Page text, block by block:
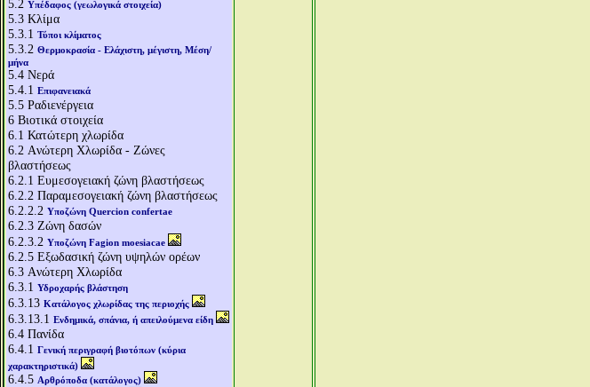
5.2 Υπέδαφος (γεωλογικά στοιχεία)
5.3 Κλίμα
5.3.1 Τύποι κλίματος
5.3.2 Θερμοκρασία - Ελάχιστη, μέγιστη, Μέση/
μήνα
5.4 Νερά
5.4.1 Επιφανειακά
5.5 Ραδιενέργεια
6 Βιοτικά στοιχεία
6.1 Κατώτερη χλωρίδα
6.2 Aνώτερη Χλωρίδα - Ζώνες
βλαστήσεως
6.2.1 Ευμεσογειακή ζώνη βλαστήσεως
6.2.2 Παραμεσογειακή ζώνη βλαστήσεως
6.2.2.2 Υποζώνη Quercion confertae
6.2.3 Ζώνη δασών
6.2.3.2 Υποζώνη Fagion moesiacae
6.2.5 Εξωδασική ζώνη υψηλών ορέων
6.3 Aνώτερη Χλωρίδα
6.3.1 Υδροχαρής βλάστηση
6.3.13 Κατάλογος χλωρίδας της περιοχής
6.3.13.1 Ενδημικά, σπάνια, ή απειλούμενα είδη
6.4 Πανίδα
6.4.1 Γενική περιγραφή βιοτόπων (κύρια
χαρακτηριστικά)
6.4.5 Αρθρόποδα (κατάλογος)